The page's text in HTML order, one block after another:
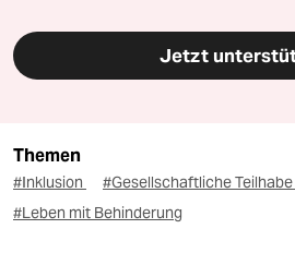
Jetzt
Themen
#Inklusion #Gesellschaftliche Teilhabe
#Leben mit Behinderung